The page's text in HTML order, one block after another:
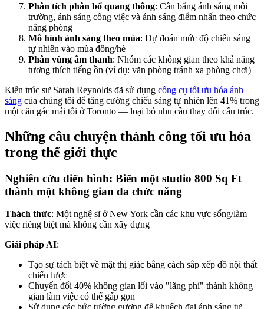
Phân tích phân bổ quang thông: Cân bằng ánh sáng môi
trường, ánh sáng công việc và ánh sáng điểm nhấn theo chức
năng phòng
Mô hình ánh sáng theo mùa: Dự đoán mức độ chiếu sáng
tự nhiên vào mùa đông/hè
Phân vùng âm thanh: Nhóm các không gian theo khả năng
tương thích tiếng ồn (ví dụ: văn phòng tránh xa phòng chơi)
Kiến trúc sư Sarah Reynolds đã sử dụng công cụ tối ưu hóa ánh
sáng của chúng tôi để tăng cường chiếu sáng tự nhiên lên 41% trong
một căn gác mái tối ở Toronto — loại bỏ nhu cầu thay đổi cấu trúc.
Những câu chuyện thành công tối ưu hóa
trong thế giới thực
Nghiên cứu điển hình: Biến một studio 800 Sq Ft
thành một không gian đa chức năng
Thách thức: Một nghệ sĩ ở New York cần các khu vực sống/làm
việc riêng biệt mà không cần xây dựng
Giải pháp AI:
Tạo sự tách biệt về mặt thị giác bằng cách sắp xếp đồ nội thất
chiến lược
Chuyển đổi 40% không gian lối vào "lãng phí" thành không
gian làm việc có thể gấp gọn